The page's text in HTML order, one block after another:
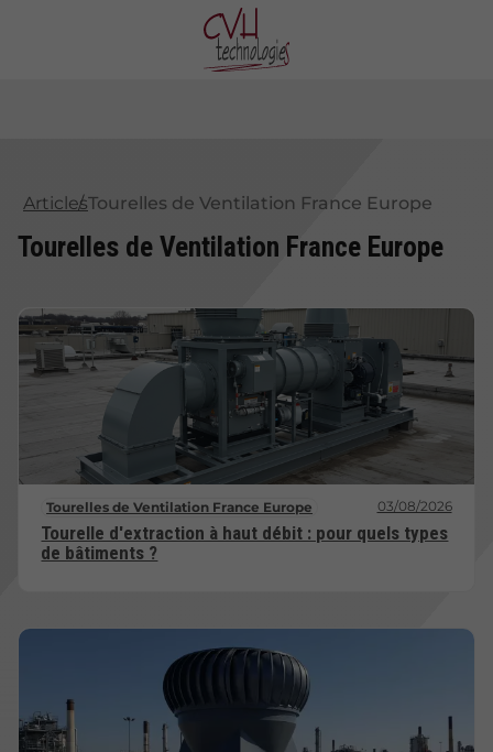
ArticlesTourelles de Ventilation France Europe
Tourelles de Ventilation France Europe
Tourelles de Ventilation France Europe 03/08/2026
Tourelle d'extraction à haut débit : pour quels types
de bâtiments ?